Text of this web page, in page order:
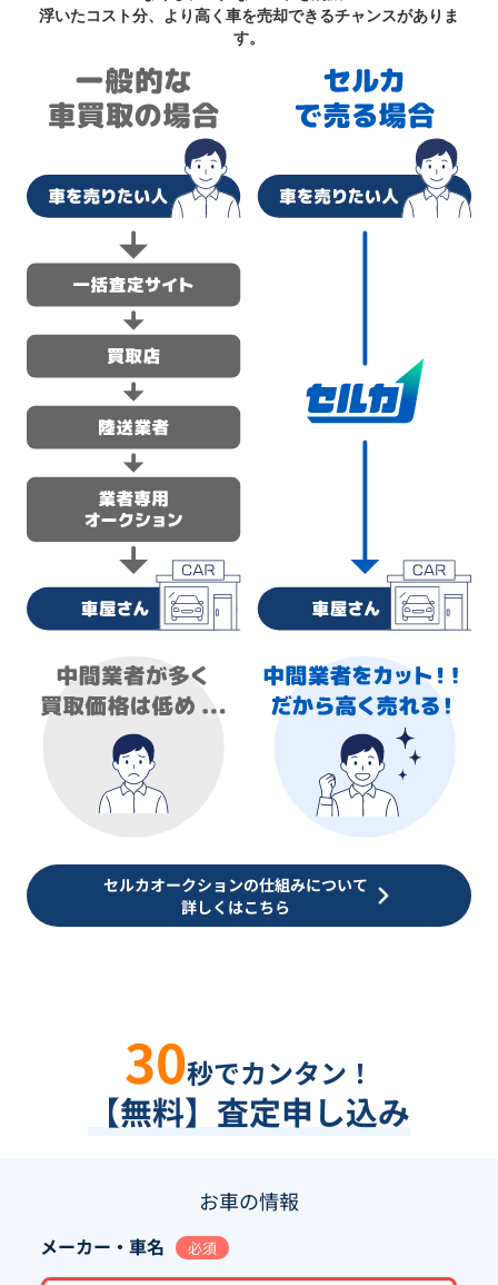
浮いたコスト分、より高く車を売却できるチャンスがありま
す。
セルカオークションの仕組みについて
詳しくはこちら
30秒でカンタン！
【無料】査定申し込み
お車の情報
メーカー・車名 必須